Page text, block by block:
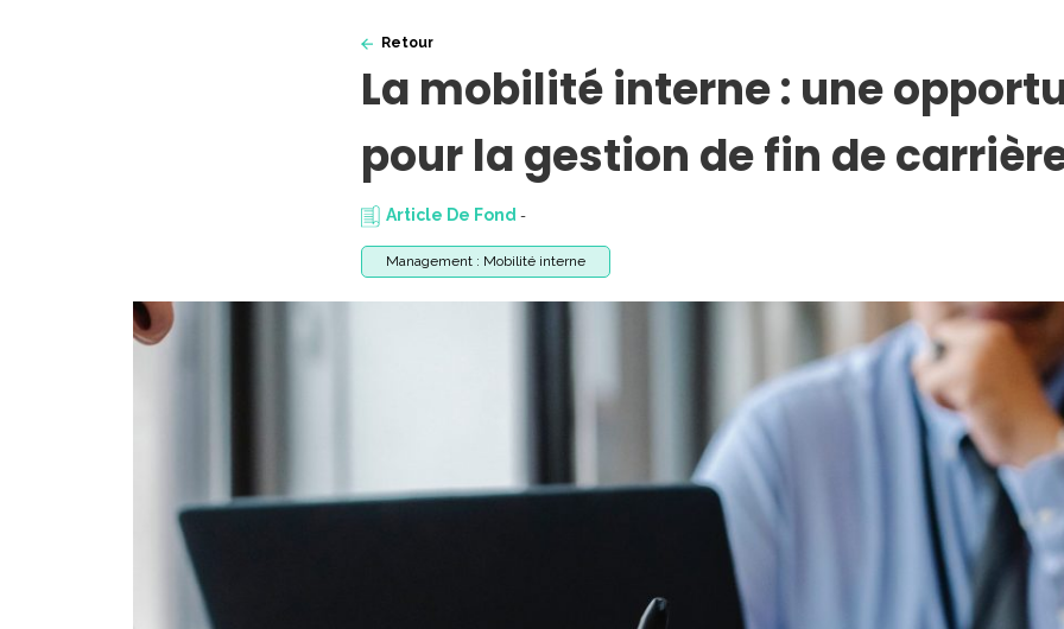
Retour
La mobilité interne : une
pour la gestion de fin de
Article De Fond -
Management : Mobilité interne